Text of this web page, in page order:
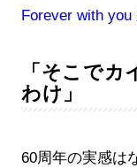
Forever with you
「そこで
わけ」
60周年の実感は